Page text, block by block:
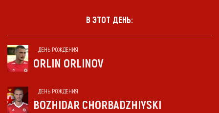
В ЭТОТ ДЕНЬ:
ДЕНЬ РОЖДЕНИЯ
ORLIN ORLINOV
ДЕНЬ РОЖДЕНИЯ
BOZHIDAR CHORBADZHIYSKI